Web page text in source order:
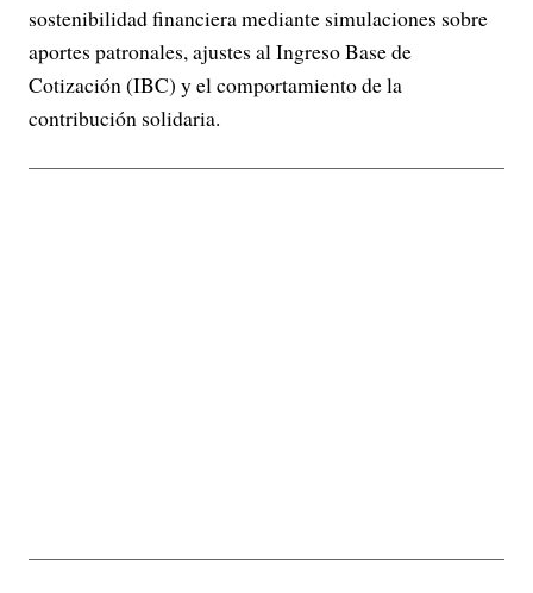
sostenibilidad financiera mediante simulaciones sobre
aportes patronales, ajustes al Ingreso Base de
Cotización (IBC) y el comportamiento de la
contribución solidaria.